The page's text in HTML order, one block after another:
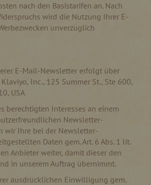
nach den Basistarifen an. Nach
wird die Nutzung Ihrer E-
unverzüglich
E-Mail-Newsletter erfolgt über
Inc., 125 Summer St., Ste 600,
USA
berechtigten Interesses an einem
Newsletter-
wir Ihre bei der Newsletter-
Daten gem. Art. 6 Abs. 1 lit.
Anbieter weiter, damit dieser den
in unserem Auftrag übernimmt.
ausdrücklichen Einwilligung gem.